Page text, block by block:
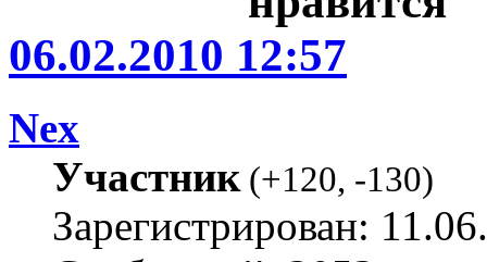
06.02.2010 12:57
Nex
Участник(+120, -130)
Зарегистрирован: